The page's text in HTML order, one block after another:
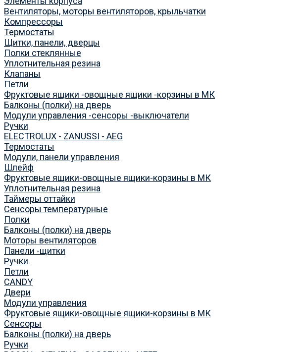
Вентиляторы, моторы вентиляторов, крыльчатки
Компрессоры
Термостаты
Щитки, панели, дверцы
Полки стеклянные
Уплотнительная резина
Клапаны
Петли
Фруктовые ящики -овощные ящики -корзины в МК
Балконы (полки) на дверь
Модули управления -сенсоры -выключатели
Ручки
ELECTROLUX - ZANUSSI - AEG
Термостаты
Модули, панели управления
Шлейф
Фруктовые ящики-овощные ящики-корзины в МК
Уплотнительная резина
Таймеры оттайки
Сенсоры температурные
Полки
Балконы (полки) на дверь
Моторы вентиляторов
Панели -щитки
Ручки
Петли
CANDY
Двери
Модули управления
Фруктовые ящики-овощные ящики-корзины в МК
Сенсоры
Балконы (полки) на дверь
Ручки